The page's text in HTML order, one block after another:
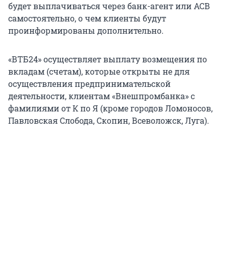
будет выплачиваться через банк-агент или АСВ
самостоятельно, о чем клиенты будут
проинформированы дополнительно.
«ВТБ24» осуществляет выплату возмещения по
вкладам (счетам), которые открыты не для
осуществления предпринимательской
деятельности, клиентам «Внешпромбанка» с
фамилиями от К по Я (кроме городов Ломоносов,
Павловская Слобода, Скопин, Всеволожск, Луга).